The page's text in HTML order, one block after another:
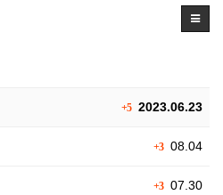
+52023.06.23
+308.04
+307.30